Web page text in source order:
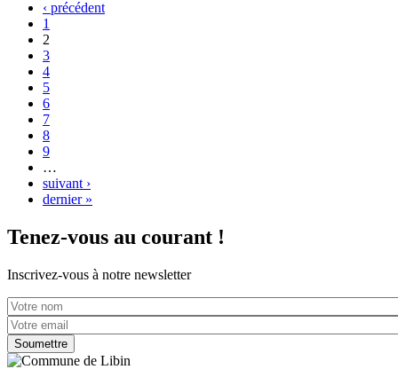
Pages‹ précédent
1
2
3
4
5
6
7
8
9
…
suivant ›
dernier »
Tenez-vous au courant !
Inscrivez-vous à notre newsletter
Votre nom
Votre email